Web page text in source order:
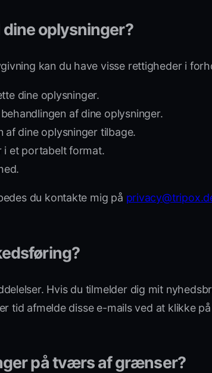
oplysninger?
kan du have visse rettigheder i
dine oplysninger.
af dine oplysninger.
dine oplysninger tilbage.
i et portabelt format.
du kontakte mig på
Hvis du tilmelder dig mit
tid afmelde disse e-mails ved at klikke
på tværs af grænser?